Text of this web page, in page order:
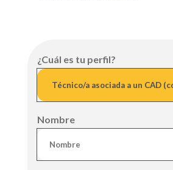
¿Cuál es tu perfil?
Nombre